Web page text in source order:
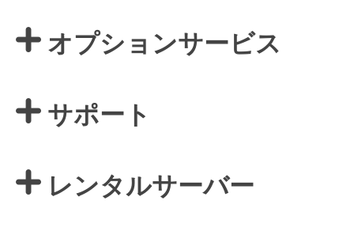
オプションサービス
サポート
レンタルサーバー